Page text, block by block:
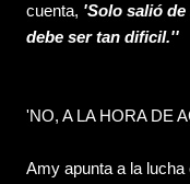
cuenta, 'Solo salió
debe ser tan dificil.''
'NO, A LA HORA DE
Amy apunta a la